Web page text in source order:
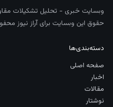
وبسایت خبری - تحلیل تشکیلات
حقوق این وبسایت برای آراز نیوز
دسته‌بندی‌ها
صفحه اصلی
اخبار
مقالات
نوشتار